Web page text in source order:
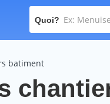
Quoi?
batiment